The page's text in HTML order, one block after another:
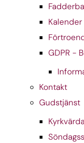
Kalender
GDPR -
Kontakt
Gudstjänst